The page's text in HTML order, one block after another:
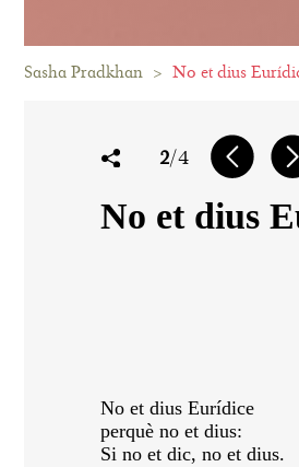
Sasha Pradkhan > No et dius
2/4
No et dius
Non,
Non, tu
Tu n'es
No et dius Eurídice
perquè no et dius:
Si no et dic, no et dius.